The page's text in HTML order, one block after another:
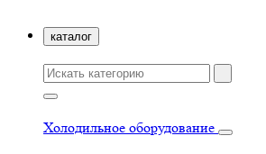
каталог
Холодильное оборудование